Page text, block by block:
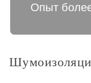
Опыт